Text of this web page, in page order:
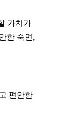
가치가
한 숙면,
편안한